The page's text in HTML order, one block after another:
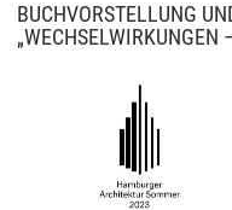
BUCHVORSTELLUNG
„WECHSELWIRKUNGEN